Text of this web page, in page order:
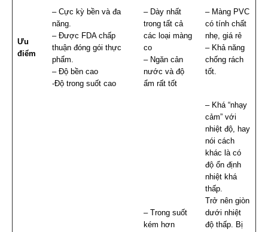
Ưu
điểm
– Cực kỳ bền và đa
năng.
– Được FDA chấp
thuận đóng gói thực
phẩm.
– Độ bền cao
-Độ trong suốt cao
– Dày nhất
trong tất cả
các loại màng
co
– Ngăn cản
nước và độ
ẩm rất tốt
– Màng PVC
có tính chất
nhẹ, giá rẻ
– Khả năng
chống rách
tốt.
– Trong suốt
kém hơn
– Khá “nhạy
cảm” với
nhiệt độ, hay
nói cách
khác là có
độ ổn định
nhiệt khá
thấp.
Trở nên giòn
dưới nhiệt
độ thấp. Bị